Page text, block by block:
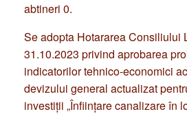
abtineri 0.
Se adopta Hotararea Consiliului
31.10.2023 privind aprobarea
indicatorilor tehnico-economici
devizului general actualizat
investiții „Înfiinţare canalizare în